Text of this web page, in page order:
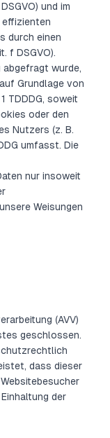
und im
effizienten
durch einen
f DSGVO).
abgefragt wurde,
Grundlage von
TDDDG, soweit
oder den
Nutzers (z. B.
umfasst. Die
nur insoweit
Weisungen
(AVV)
geschlossen.
dass dieser
der